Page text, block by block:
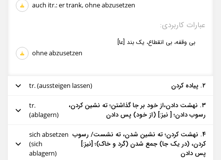
auch itr.: er trank, ohne abzusetzen
عبارات کاربردی:
بی وقفه،‌ بی انقطاع، یک بند [عا]
ohne abzusetzen
۲. پیاده کردن tr. (aussteigen lassen)
مثال‌ ها:
du kannst mich an der Ecke absetzen
لطفا مرا جلوی سینما پیاده کن!
۳. نهشت دادن،‌از خود بر جا گذاشتن؛ ته نشین کردن،‌
رسوب دادن؛ [ نیز:] (از خود) پس دادن
tr.
(ablagern)
مثال‌ ها:
رود شن و ماسه ( را در ساحل) نهشت می دهد
۴. نهشت کردن؛ ته نشین شدن، ته نشست/ رسوب
کردن، (در یک جا) جمع شدن (گرد و خاک)؛ [نیز:]
پس دادن
sich absetzen
(sich
ablagern)